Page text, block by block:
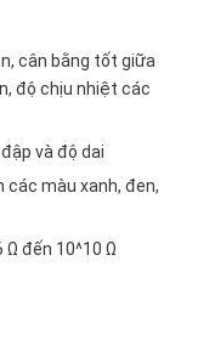
cân bằng tốt giữa
độ chịu nhiệt các
và độ dai
các màu xanh, đen,
Ω đến 10^10 Ω